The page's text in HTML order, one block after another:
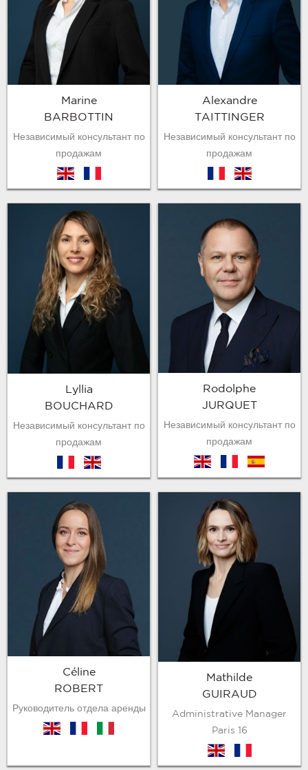
Marine
BARBOTTIN
Независимый консультант по
продажам
en
Alexandre
TAITTINGER
Независимый консультант по
продажам
en
Lyllia
BOUCHARD
Независимый консультант по
продажам
en
Rodolphe
JURQUET
Независимый консультант по
продажам
en es
Céline
ROBERT
Руководитель отдела аренды
en
Mathilde
GUIRAUD
Administrative Manager
Paris 16
en